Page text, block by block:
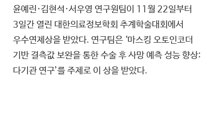
윤예린·김현석·서우영 연구원팀이 11월 22일부터
3일간 열린 대한의료정보학회 추계학술대회에서
우수연제상을 받았다. 연구팀은 ‘마스킹 오토인코더
기반 결측값 보완을 통한 수술 후 사망 예측 성능 향상:
다기관 연구’를 주제로 이 상을 받았다.